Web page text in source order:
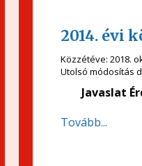
2014. évi
Közzétéve: 2018.
Utolsó módosítás
Javaslat
Tovább...